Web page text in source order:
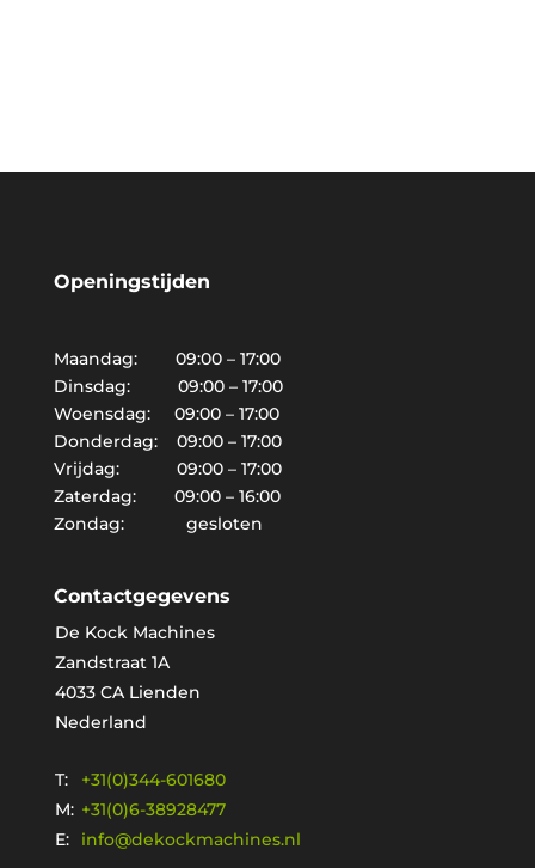
Openingstijden
Maandag: 09:00 – 17:00
Dinsdag: 09:00 – 17:00
Woensdag: 09:00 – 17:00
Donderdag: 09:00 – 17:00
Vrijdag: 09:00 – 17:00
Zaterdag: 09:00 – 16:00
Zondag: gesloten
Contactgegevens
De Kock Machines
Zandstraat 1A
4033 CA Lienden
Nederland
T:
+31(0)344-601680
M: +31(0)6-38928477
E:
info@dekockmachines.nl